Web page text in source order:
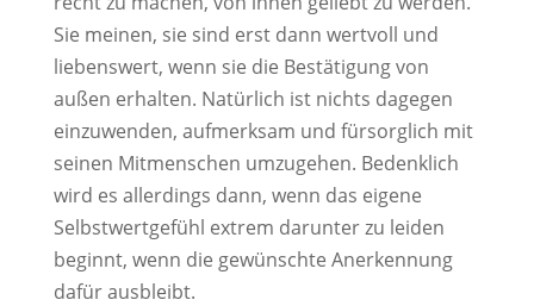
Sie meinen, sie sind erst dann wertvoll und
liebenswert, wenn sie die Bestätigung von
außen erhalten. Natürlich ist nichts dagegen
einzuwenden, aufmerksam und fürsorglich mit
seinen Mitmenschen umzugehen. Bedenklich
wird es allerdings dann, wenn das eigene
Selbstwertgefühl extrem darunter zu leiden
beginnt, wenn die gewünschte Anerkennung
dafür ausbleibt.